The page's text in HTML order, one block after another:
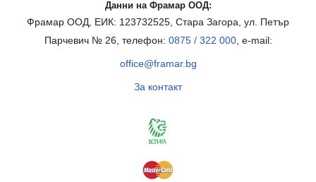
Данни на Фрамар ООД:
Фрамар ООД, ЕИК: 123732525, Стара Загора, ул. Петър
Парчевич № 26, телефон: 0875 / 322 000, e-mail:
office@framar.bg
За контакт